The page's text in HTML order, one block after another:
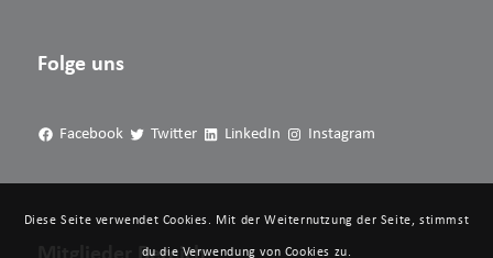
Folge uns
Facebook Twitter LinkedIn Instagram
Diese Seite verwendet Cookies. Mit der Weiternutzung der Seite, stimmst
du die Verwendung von Cookies zu.